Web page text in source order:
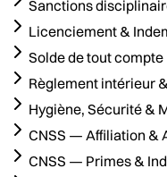
Sanctions
Licenciement &
Solde de tout compte
Règlement intérieur
Hygiène, Sécurité &
CNSS — Affiliation &
CNSS — Primes &